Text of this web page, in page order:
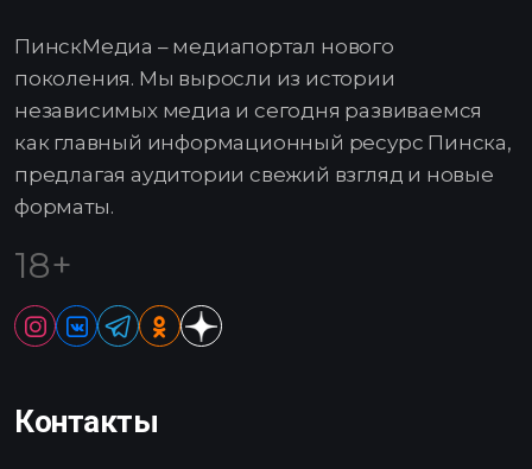
ПинскМедиа – медиапортал нового
поколения. Мы выросли из истории
независимых медиа и сегодня развиваемся
как главный информационный ресурс Пинска,
предлагая аудитории свежий взгляд и новые
форматы.
18+
Контакты